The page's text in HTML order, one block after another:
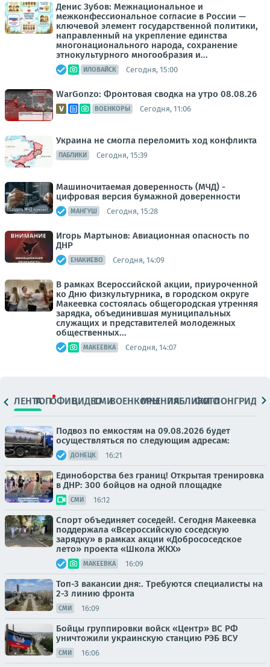
Денис Зубов: Межнациональное и
межконфессиональное согласие в России —
ключевой элемент государственной политики,
направленный на укрепление единства
многонационального народа, сохранение
этнокультурного многообразия и...
ИЛОВАЙСК Сегодня, 15:00
WarGonzo: Фронтовая сводка на утро 08.08.26
ВОЕНКОРЫ Сегодня, 11:06
Украина не смогла переломить ход конфликта
ПАБЛИКИ Сегодня, 15:39
Машиночитаемая доверенность (МЧД) -
цифровая версия бумажной доверенности
МАНГУШ Сегодня, 15:28
Игорь Мартынов: Авиационная опасность по
ДНР
ЕНАКИЕВО Сегодня, 14:09
В рамках Всероссийской акции, приуроченной
ко Дню физкультурника, в городском округе
Макеевка состоялась общегородская утренняя
зарядка, объединившая муниципальных
служащих и представителей молодежных
общественных...
МАКЕЕВКА Сегодня, 14:07
ЛЕНТАТОПОФИЦ.ВИДЕОСМИВОЕНКОРЫМНЕНИЯПАБЛИКИ
ФОТОЛОНГРИДЫ
Подвоз по емкостям на 09.08.2026 будет
осуществляться по следующим адресам:
ДОНЕЦК 16:21
Единоборства без границ! Открытая тренировка
в ДНР: 300 бойцов на одной площадке
СМИ 16:12
Спорт объединяет соседей!. Сегодня Макеевка
поддержала «Всероссийскую соседскую
зарядку» в рамках акции «Добрососедское
лето» проекта «Школа ЖКХ»
МАКЕЕВКА 16:09
Топ-3 вакансии дня:. Требуются специалисты на
2-3 линию фронта
СМИ 16:09
Бойцы группировки войск «Центр» ВС РФ
уничтожили украинскую станцию РЭБ ВСУ
СМИ 16:06